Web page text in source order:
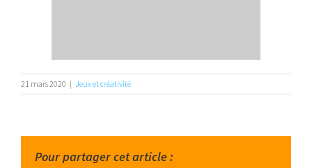
21 mars 2020 | Jeux et créativité
Pour partager cet article :